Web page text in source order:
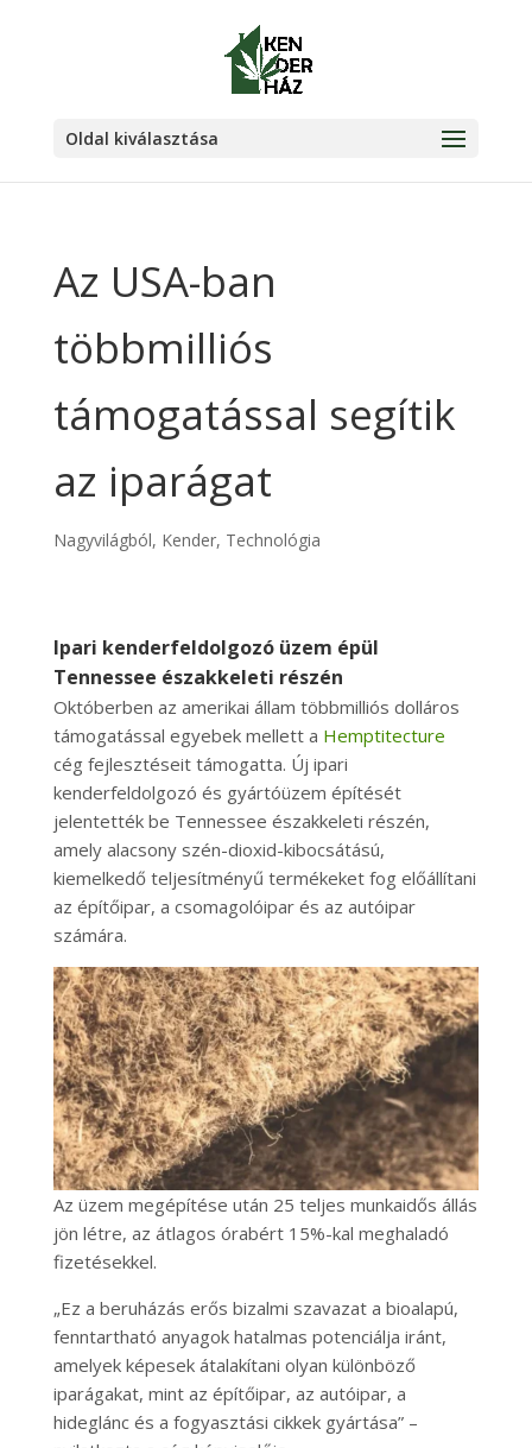
Oldal kiválasztása
Az USA-ban
többmilliós
támogatással segítik
az iparágat
Nagyvilágból, Kender, Technológia
Ipari kenderfeldolgozó üzem épül
Tennessee északkeleti részén
Októberben az amerikai állam többmilliós dolláros
támogatással egyebek mellett a Hemptitecture
cég fejlesztéseit támogatta. Új ipari
kenderfeldolgozó és gyártóüzem építését
jelentették be Tennessee északkeleti részén,
amely alacsony szén-dioxid-kibocsátású,
kiemelkedő teljesítményű termékeket fog előállítani
az építőipar, a csomagolóipar és az autóipar
számára.
Az üzem megépítése után 25 teljes munkaidős állás
jön létre, az átlagos órabért 15%-kal meghaladó
fizetésekkel.
„Ez a beruházás erős bizalmi szavazat a bioalapú,
fenntartható anyagok hatalmas potenciálja iránt,
amelyek képesek átalakítani olyan különböző
iparágakat, mint az építőipar, az autóipar, a
hideglánc és a fogyasztási cikkek gyártása” –